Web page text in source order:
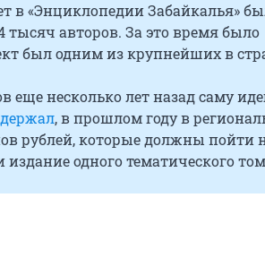
в «Энциклопедии Забайкалья»
тысяч авторов. За это время было
был одним из крупнейших в
еще несколько лет назад саму
, в прошлом году в
рублей, которые должны пойти
одного тематического